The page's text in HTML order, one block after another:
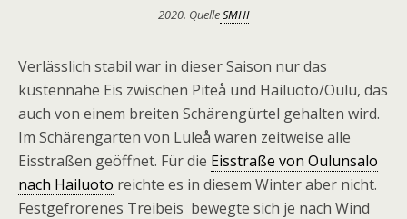
2020. QuelleSMHI
Verlässlich stabil war in dieser Saison nur das
küstennahe Eis zwischen Piteå und Hailuoto/Oulu, das
auch von einem breiten Schärengürtel gehalten wird.
Im Schärengarten von Luleå waren zeitweise alle
Eisstraßen geöffnet. Für die Eisstraße von Oulunsalo
nach Hailuoto reichte es in diesem Winter aber nicht.
Festgefrorenes Treibeis bewegte sich je nach Wind